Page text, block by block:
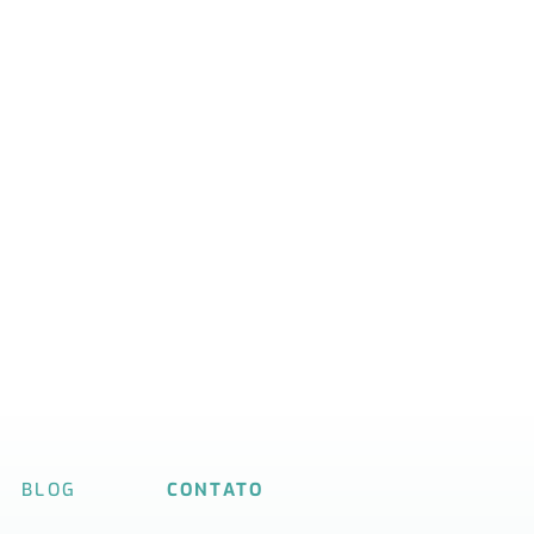
BLOG CONTATO